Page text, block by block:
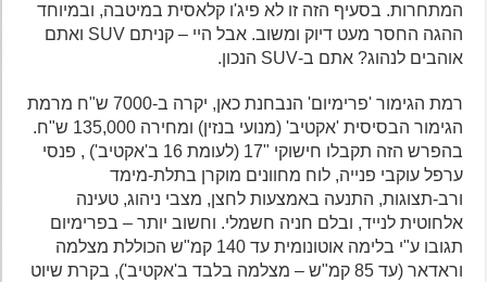
המתחרות. בסעיף הזה זו לא פיג'ו קלאסית במיטבה, ובמיוחד
ההגה החסר מעט דיוק ומשוב. אבל היי – קניתם SUV ואתם
אוהבים לנהוג? אתם ב-SUV הנכון.
רמת הגימור 'פרימיום' הנבחנת כאן, יקרה ב-7000 ש"ח מרמת
הגימור הבסיסית 'אקטיב' (מנועי בנזין) ומחירה 135,000 ש"ח.
בהפרש הזה תקבלו חישוקי "17 (לעומת 16 ב'אקטיב') , פנסי
ערפל עוקבי פנייה, לוח מחוונים מוקרן בתלת-מימד
ורב-תצוגות, התנעה באמצעות לחצן, מצבי ניהוג, טעינה
אלחוטית לנייד, ובלם חניה חשמלי. וחשוב יותר – בפרימיום
תגובו ע"י בלימה אוטונומית עד 140 קמ"ש הכוללת מצלמה
וראדאר (עד 85 קמ"ש – מצלמה בלבד ב'אקטיב'), בקרת שיוט